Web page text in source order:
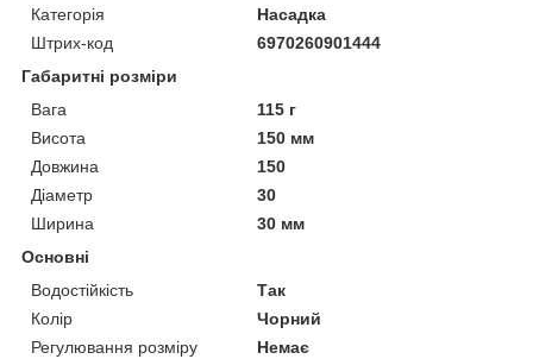
Категорія
Насадка
Штрих-код
6970260901444
Габаритні розміри
Вага
115 г
Висота
150 мм
Довжина
150
Діаметр
30
Ширина
30 мм
Основні
Водостійкість
Так
Колір
Чорний
Регулювання розміру
Немає